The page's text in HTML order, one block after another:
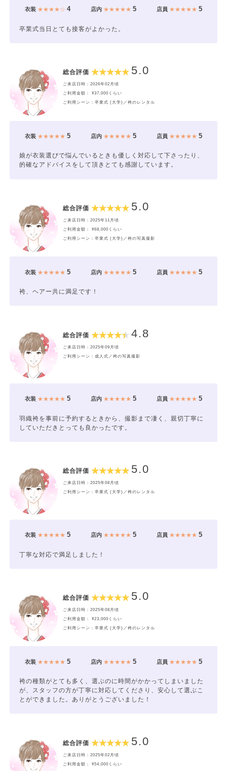
衣装★★★★☆ 4 店内★★★★★ 5 店員 ★★★★★5
卒業式当日とても接客がよかった。
総合評価 5.0
ご来店日時：2026年02月頃
ご利用金額： ¥37,000くらい
ご利用シーン：卒業式 (大学)／袴のレンタル
衣装★★★★★ 5 店内★★★★★ 5 店員 ★★★★★5
娘が衣装選びで悩んでいるときも優しく対応して下さったり、
的確なアドバイスをして頂きとても感謝しています。
総合評価 5.0
ご来店日時：2025年11月頃
ご利用金額： ¥68,000くらい
ご利用シーン：卒業式 (大学)／袴の写真撮影
衣装★★★★★ 5 店内★★★★★ 5 店員 ★★★★★5
袴、ヘアー共に満足です！
総合評価 4.8
ご来店日時：2025年09月頃
ご利用シーン：成人式／袴の写真撮影
衣装★★★★★ 5 店内★★★★★ 5 店員 ★★★★★5
羽織袴を事前に予約するときから、撮影まで凄く、親切丁寧に
していただきとっても良かったです。
総合評価 5.0
ご来店日時：2025年08月頃
ご利用シーン：卒業式 (大学)／袴のレンタル
衣装★★★★★ 5 店内★★★★★ 5 店員 ★★★★★5
丁寧な対応で満足しました！
総合評価 5.0
ご来店日時：2025年08月頃
ご利用金額： ¥23,000くらい
ご利用シーン：卒業式 (大学)／袴のレンタル
衣装★★★★★ 5 店内★★★★★ 5 店員 ★★★★★5
袴の種類がとても多く、選ぶのに時間がかかってしまいました
が、スタッフの方が丁寧に対応してくださり、安心して選ぶこ
とができました。ありがとうございました！
総合評価 5.0
ご来店日時：2025年02月頃
ご利用金額： ¥54,000くらい